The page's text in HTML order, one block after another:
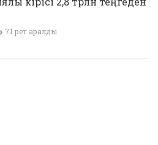
71 рет қаралды